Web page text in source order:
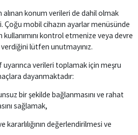
alınan konum verileri de dahil olmak
Çoğu mobil cihazın ayarlar menüsünde
kontrol etmenize veya devre
verdiğini lütfen unutmayınız.
uyarınca verileri toplamak için meşru
dayanmaktadır:
bir şekilde bağlanmasını ve rahat
sağlamak,
kararlılığının değerlendirilmesi ve